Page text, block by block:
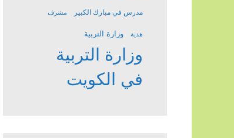
مدرس في مبارك الكبير مشرف
هدية وزارة التربية
وزارة التربية
في الكويت